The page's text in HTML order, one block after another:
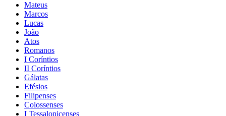
Mateus
Marcos
Lucas
João
Atos
Romanos
I Coríntios
II Coríntios
Gálatas
Efésios
Filipenses
Colossenses
I Tessalonicenses